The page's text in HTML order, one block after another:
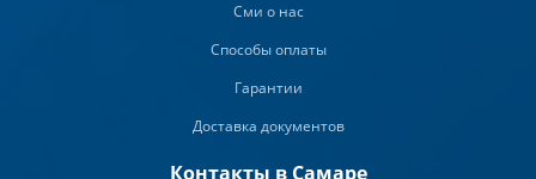
Сми о нас
Способы оплаты
Гарантии
Доставка документов
Контакты в Самаре